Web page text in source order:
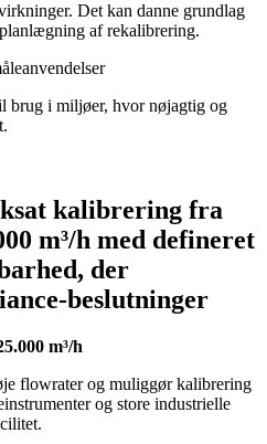
Det kan danne grundlag
af rekalibrering.
brug i miljøer, hvor nøjagtig og
kalibrering fra
m³/h med defineret
der
beslutninger
m³/h
flowrater og muliggør kalibrering
og store industrielle